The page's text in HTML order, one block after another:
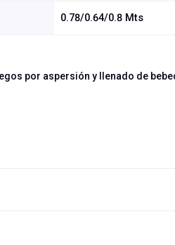
0.78/0.64/0.8 Mts
por aspersión y llenado de